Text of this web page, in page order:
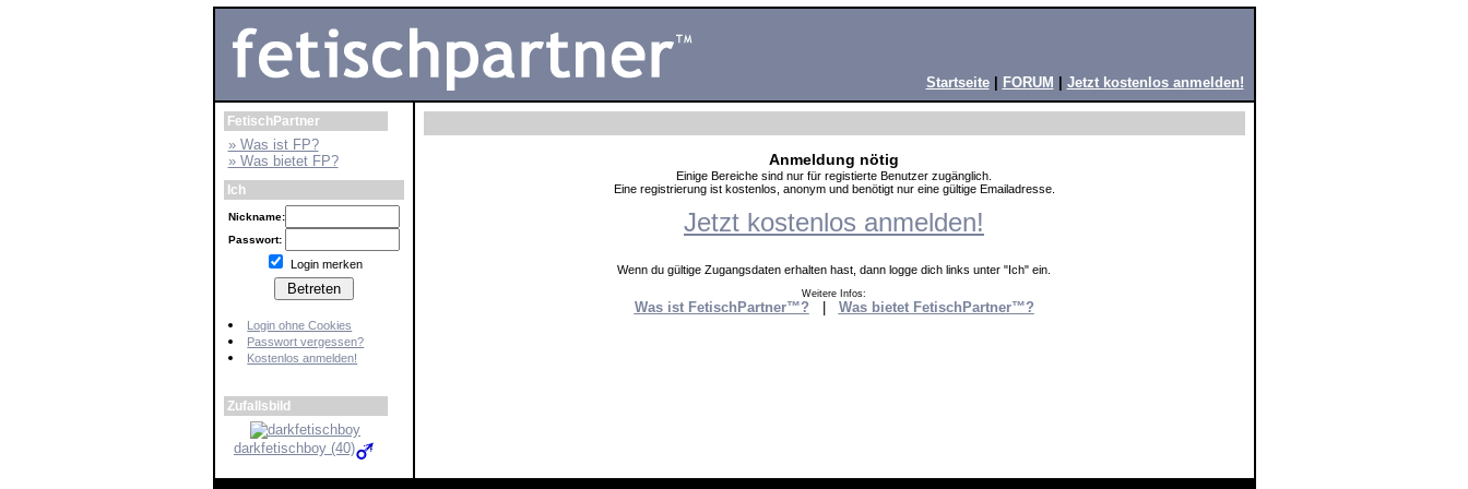
Startseite| FORUM Jetzt kostenlos anmelden!
FetischPartner
» Was ist FP?
» Was bietet FP?
Ich
Nickname:
Passwort:
Login merken
Login ohne Cookies
Passwort vergessen?
Kostenlos anmelden!
Zufallsbild
darkfetischboy (40)
Anmeldung nötig
Einige Bereiche sind nur für registierte Benutzer zugänglich.
Eine registrierung ist kostenlos, anonym und benötigt nur eine gültige Emailadresse.
Jetzt kostenlos anmelden!
Wenn du gültige Zugangsdaten erhalten hast, dann logge dich links unter "Ich" ein.
Weitere Infos:
Was ist FetischPartner™? Was bietet FetischPartner™?